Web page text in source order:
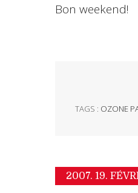
Bon weekend!
TAGS : OZONE
2007. 19.